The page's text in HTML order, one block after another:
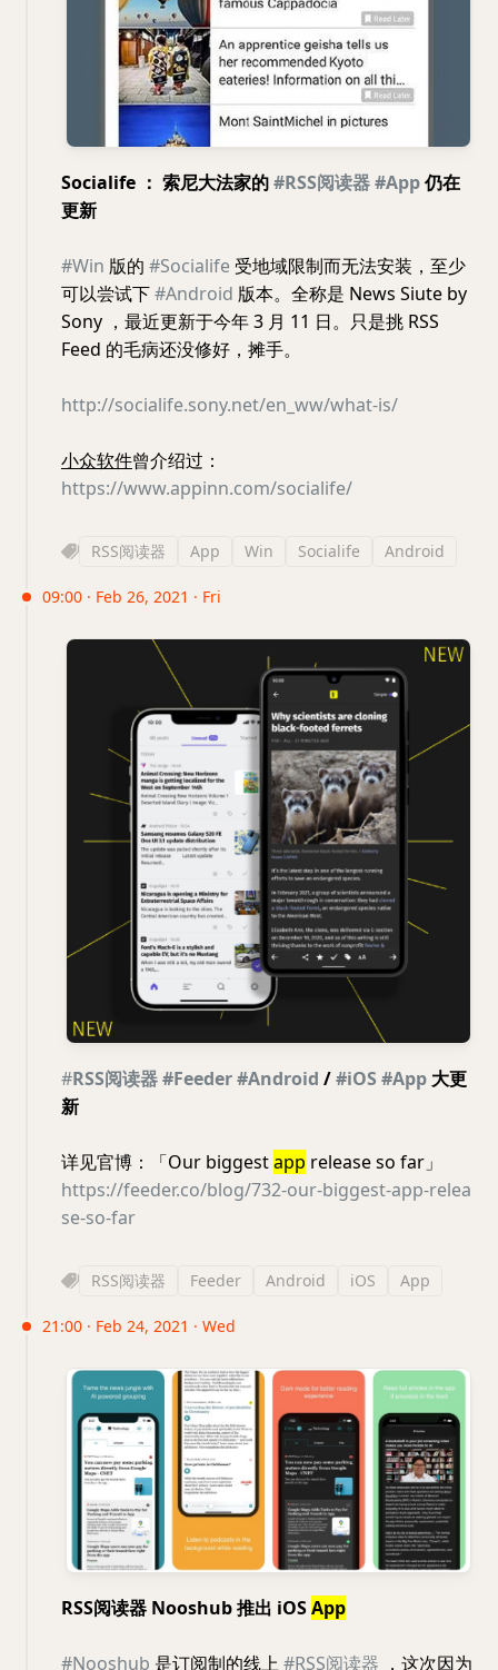
Socialife ： 索尼大法家的#RSS阅读器#App仍在
更新
#Win 版的 #Socialife 受地域限制而无法安装，至少
可以尝试下#Android 版本。全称是 News Siute by
Sony ，最近更新于今年 3 月 11 日。只是挑 RSS
Feed 的毛病还没修好，摊手。
http://socialife.sony.net/en_ww/what-is/
小众软件曾介绍过：
https://www.appinn.com/socialife/
RSS阅读器 App Win Socialife Android
09:00 · Feb 26, 2021 · Fri
#RSS阅读器#Feeder#Android /#iOS #App 大更
新
详见官博：「Our biggestapp release so far」
https://feeder.co/blog/732-our-biggest-app-relea
se-so-far
RSS阅读器 Feeder Android iOS App
21:00 · Feb 24, 2021 · Wed
RSS阅读器 Nooshub 推出 iOSApp
#Nooshub 是订阅制的线上#RSS阅读器 ，这次因为